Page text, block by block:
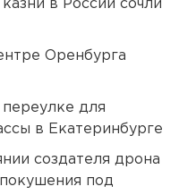
в России сочли
Оренбурга
для
в Екатеринбурге
создателя дрона
под